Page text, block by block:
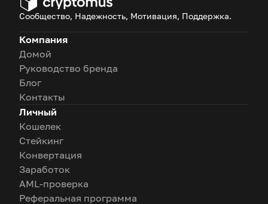
Сообщество, Надежность, Мотивация, Поддержка.
Компания
Домой
Руководство бренда
Блог
Контакты
Личный
Кошелек
Стейкинг
Конвертация
Заработок
AML-проверка
Реферальная программа